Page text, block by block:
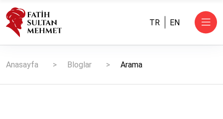
TR EN
Anasayfa Bloglar Arama